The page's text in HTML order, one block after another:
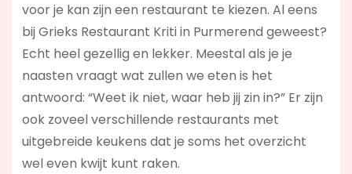
voor je kan zijn een restaurant te kiezen. Al eens
bij Grieks Restaurant Kriti in Purmerend geweest?
Echt heel gezellig en lekker. Meestal als je je
naasten vraagt wat zullen we eten is het
antwoord: “Weet ik niet, waar heb jij zin in?” Er zijn
ook zoveel verschillende restaurants met
uitgebreide keukens dat je soms het overzicht
wel even kwijt kunt raken.